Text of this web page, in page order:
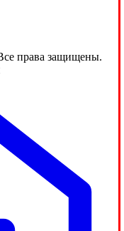
права защищены.